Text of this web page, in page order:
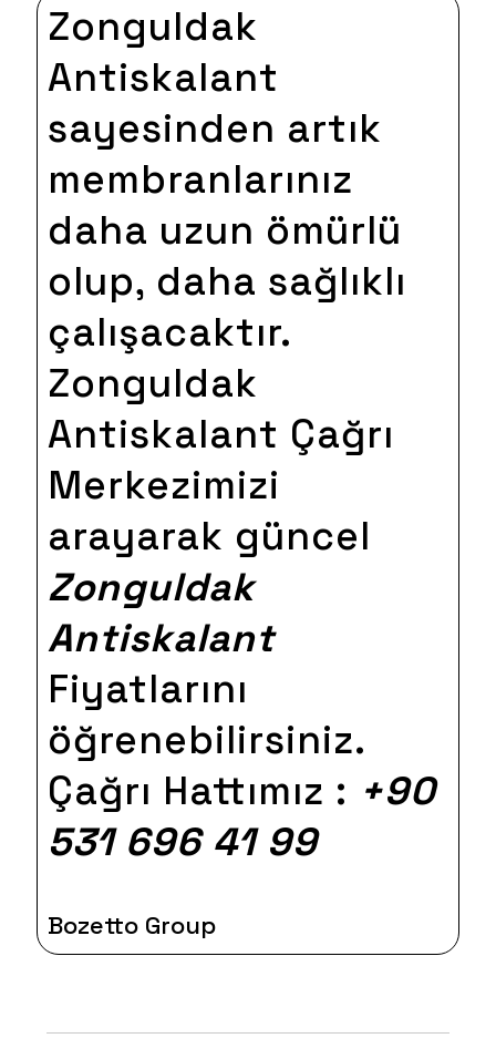
Zonguldak
Antiskalant
sayesinden artık
membranlarınız
daha uzun ömürlü
olup, daha sağlıklı
çalışacaktır.
Zonguldak
Antiskalant Çağrı
Merkezimizi
arayarak güncel
Zonguldak
Antiskalant
Fiyatlarını
öğrenebilirsiniz.
Çağrı Hattımız : +90
531 696 41 99
Bozetto Group